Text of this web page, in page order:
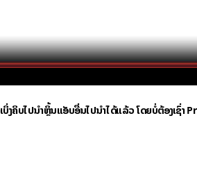
ບິ່ງຄິບໄປນຳຫຼິ້ນແອັບອື່ນໄປນຳໄດ້ແລ້ວ ໂດຍບໍ່ຕ້ອງເຊົ່າ